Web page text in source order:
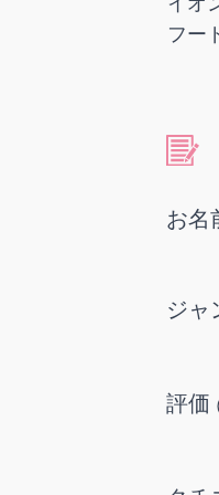
フー
お名
ジャ
評価